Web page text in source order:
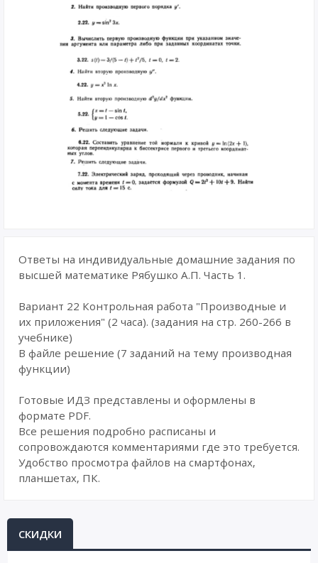
Ответы на индивидуальные домашние задания по
высшей математике Рябушко А.П. Часть 1.
Вариант 22 Контрольная работа "Производные и
их приложения" (2 часа). (задания на стр. 260-266 в
учебнике)
В файле решение (7 заданий на тему производная
функции)
Готовые ИДЗ представлены и оформлены в
формате PDF.
Все решения подробно расписаны и
сопровождаются комментариями где это требуется.
Удобство просмотра файлов на смартфонах,
планшетах, ПК.
СКИДКИ